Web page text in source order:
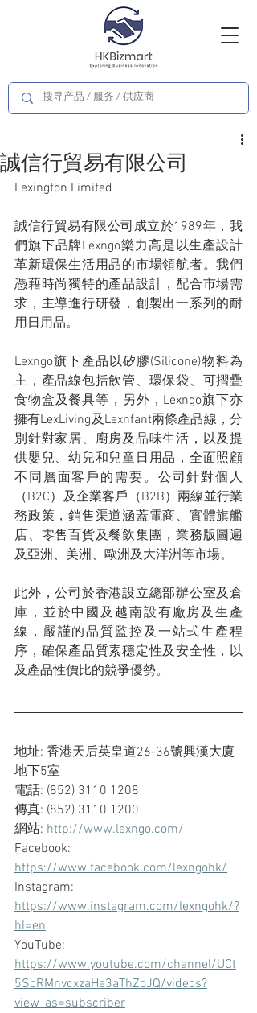
誠信行貿易有限公司
Lexington Limited
誠信行貿易有限公司成立於1989年，我
們旗下品牌Lexngo樂力高是以生產設計
革新環保生活用品的市場領航者。我們
憑藉時尚獨特的產品設計，配合市場需
求，主導進行研發，創製出一系列的耐
用日用品。
Lexngo旗下產品以矽膠(Silicone)物料為
主，產品線包括飲管、環保袋、可摺疊
食物盒及餐具等，另外，Lexngo旗下亦
擁有LexLiving及Lexnfant兩條產品線，分
別針對家居、廚房及品味生活，以及提
供嬰兒、幼兒和兒童日用品，全面照顧
不同層面客戶的需要。公司針對個人
（B2C）及企業客戶（B2B）兩線並行業
務政策，銷售渠道涵蓋電商、實體旗艦
店、零售百貨及餐飲集團，業務版圖遍
及亞洲、美洲、歐洲及大洋洲等市場。
此外，公司於香港設立總部辦公室及倉
庫，並於中國及越南設有廠房及生產
線，嚴謹的品質監控及一站式生產程
序，確保產品質素穩定性及安全性，以
及產品性價比的競爭優勢。
地址: 香港天后英皇道26-36號興漢大廈
地下5室
電話: (852) 3110 1208
傳真: (852) 3110 1200
網站: http://www.lexngo.com/
Facebook:
https://www.facebook.com/lexngohk/
Instagram:
https://www.instagram.com/lexngohk/?
hl=en
YouTube:
https://www.youtube.com/channel/UCt
5ScRMnvcxzaHe3aThZoJQ/videos?
view_as=subscriber